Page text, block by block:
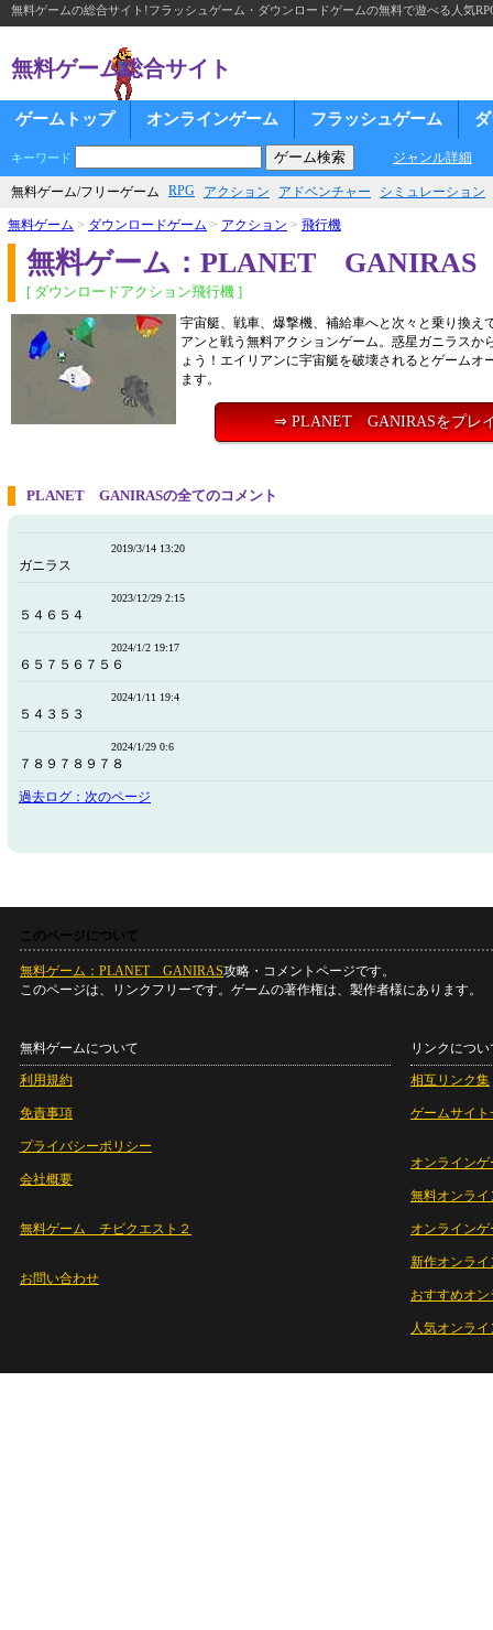
無料ゲームの総合サイト!フラッシュゲーム・ダウンロードゲームの無料で遊べる人気
無料ゲーム総合サイト
ゲームトップ オンラインゲーム フラッシュゲーム
キーワード ジャンル詳細
無料ゲーム/フリーゲーム RPG アクション アドベンチャー シミュレーション
無料ゲーム > ダウンロードゲーム > アクション > 飛行機
無料ゲーム：PLANET GANIRAS
[ ダウンロードアクション飛行機 ]
宇宙艇、戦車、爆撃機、補給車へと次々と乗り換え
アンと戦う無料アクションゲーム。惑星ガニラスか
ょう！エイリアンに宇宙艇を破壊されるとゲームオ
ます。
⇒ PLANET GANIRASをプレ
PLANET GANIRASの全てのコメント
2019/3/14 13:20
ガニラス
2023/12/29 2:15
５４６５４
2024/1/2 19:17
６５７５６７５６
2024/1/11 19:4
５４３５３
2024/1/29 0:6
７８９７８９７８
過去ログ：次のページ
このページについて
無料ゲーム：PLANET GANIRAS攻略・コメントページです。
このページは、リンクフリーです。ゲームの著作権は、製作者様にあります。
無料ゲームについて
利用規約
免責事項
プライバシーポリシー
会社概要
無料ゲーム チビクエスト２
お問い合わせ
リンクについ
相互リンク集
ゲームサイト
オンラインゲ
無料オンライ
オンライン
新作オンライ
おすすめオ
人気オンラ